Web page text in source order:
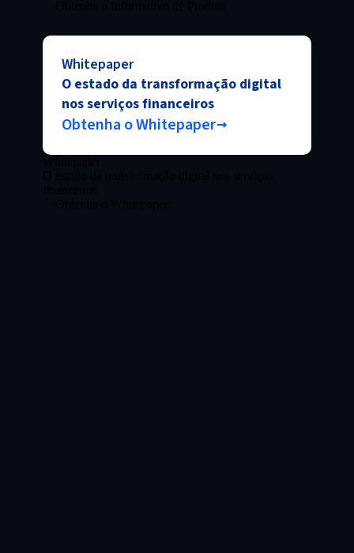
Whitepaper
O estado da transformação digital
nos serviços financeiros
Obtenha o Whitepaper